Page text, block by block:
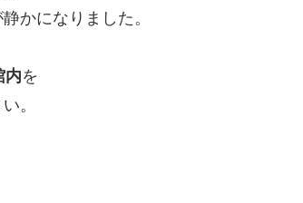
かになりました。
内を
。